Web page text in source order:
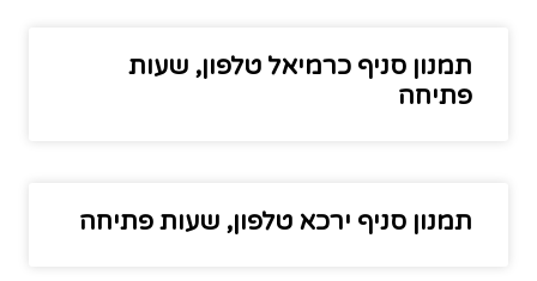
תמנון סניף כרמיאל טלפון, שעות
פתיחה
תמנון סניף ירכא טלפון, שעות פתיחה